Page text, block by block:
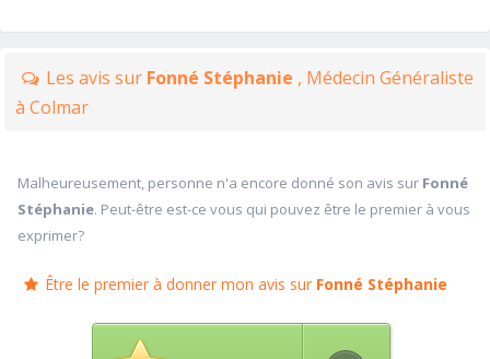
Les avis sur Fonné Stéphanie , Médecin Généraliste
à Colmar
Malheureusement, personne n'a encore donné son avis sur Fonné
Stéphanie. Peut-être est-ce vous qui pouvez être le premier à vous
exprimer?
Être le premier à donner mon avis sur Fonné Stéphanie